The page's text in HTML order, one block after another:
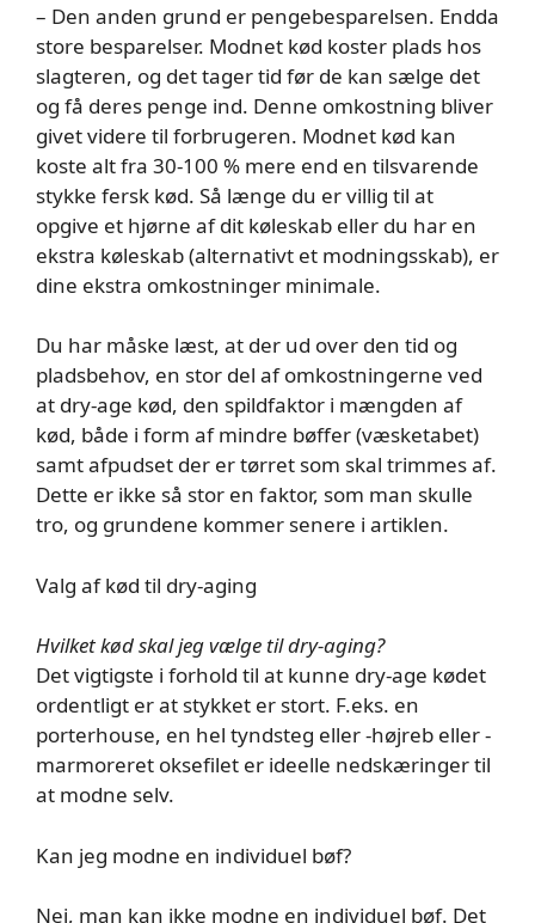
– Den anden grund er pengebesparelsen. Endda
store besparelser. Modnet kød koster plads hos
slagteren, og det tager tid før de kan sælge det
og få deres penge ind. Denne omkostning bliver
givet videre til forbrugeren. Modnet kød kan
koste alt fra 30-100 % mere end en tilsvarende
stykke fersk kød. Så længe du er villig til at
opgive et hjørne af dit køleskab eller du har en
ekstra køleskab (alternativt et modningsskab), er
dine ekstra omkostninger minimale.
Du har måske læst, at der ud over den tid og
pladsbehov, en stor del af omkostningerne ved
at dry-age kød, den spildfaktor i mængden af
kød, både i form af mindre bøffer (væsketabet)
samt afpudset der er tørret som skal trimmes af.
Dette er ikke så stor en faktor, som man skulle
tro, og grundene kommer senere i artiklen.
Valg af kød til dry-aging
Hvilket kød skal jeg vælge til dry-aging?
Det vigtigste i forhold til at kunne dry-age kødet
ordentligt er at stykket er stort. F.eks. en
porterhouse, en hel tyndsteg eller -højreb eller -
marmoreret oksefilet er ideelle nedskæringer til
at modne selv.
Kan jeg modne en individuel bøf?
Nej, man kan ikke modne en individuel bøf. Det